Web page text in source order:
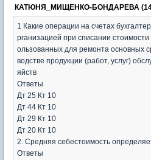
КАТЮНЯ_МИЩЕНКО-БОНДАРЕВА (14
1 Какие операции на счетах
рганизацией при списании
ользованных для ремонта основных
водстве продукции (работ, услуг)
яйств
Ответы
Дт 25 Кт 10
Дт 44 Кт 10
Дт 29 Кт 10
Дт 20 Кт 10
2. Средняя себестоимость
Ответы